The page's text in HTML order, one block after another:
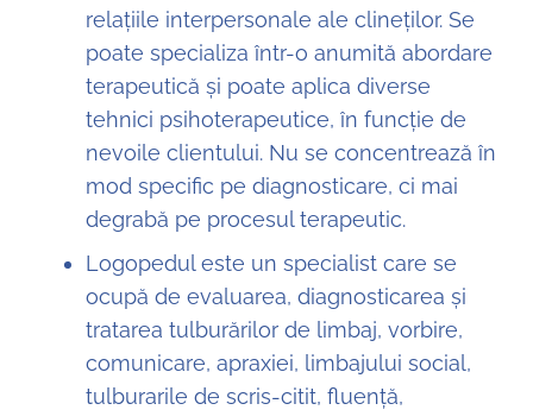
relațiile interpersonale ale clineților. Se
poate specializa într-o anumită abordare
terapeutică și poate aplica diverse
tehnici psihoterapeutice, în funcție de
nevoile clientului. Nu se concentrează în
mod specific pe diagnosticare, ci mai
degrabă pe procesul terapeutic.
Logopedul este un specialist care se
ocupă de evaluarea, diagnosticarea și
tratarea tulburărilor de limbaj, vorbire,
comunicare, apraxiei, limbajului social,
tulburarile de scris-citit, fluență,